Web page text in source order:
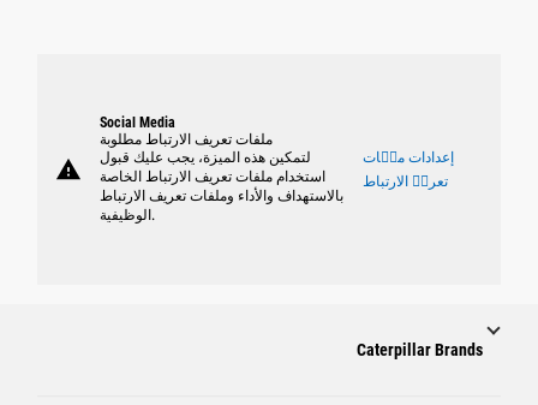
warning
Social Media
ملفات تعريف الارتباط مطلوبة
لتمكين هذه الميزة، يجب عليك قبول
استخدام ملفات تعريف الارتباط الخاصة
بالاستهداف والأداء وملفات تعريف الارتباط
الوظيفية.
إعدادات ملٝات
تعريٝ الارتباط
Caterpillar Brands